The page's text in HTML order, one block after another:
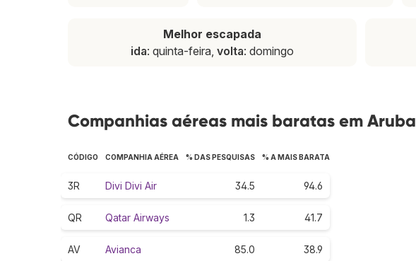
Melhor escapada
ida: quinta-feira, volta: domingo
Companhias aéreas mais baratas em Aruba
CÓDIGO COMPANHIA AÉREA % DAS PESQUISAS % A MAIS BARATA
3R Divi Divi Air 34.5 94.6
QR Qatar Airways 1.3 41.7
AV Avianca 85.0 38.9